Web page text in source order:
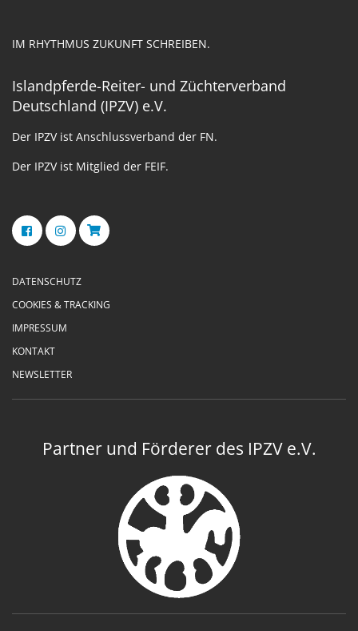
IM RHYTHMUS ZUKUNFT SCHREIBEN.
Islandpferde-Reiter- und Züchterverband
Deutschland (IPZV) e.V.
Der IPZV ist Anschlussverband der FN.
Der IPZV ist Mitglied der FEIF.
DATENSCHUTZ
COOKIES & TRACKING
IMPRESSUM
KONTAKT
NEWSLETTER
Partner und Förderer des IPZV e.V.